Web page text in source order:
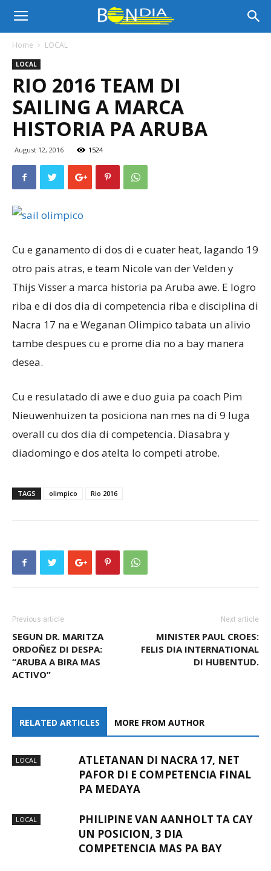
Bon
Dia
Aruba
Noticia
Aruba
Home LOCAL
LOCAL
RIO 2016 TEAM DI
SAILING A MARCA
HISTORIA PA ARUBA
August 12, 2016 1524
Cu e ganamento di dos di e cuater heat, lagando 19
otro pais atras, e team Nicole van der Velden y
Thijs Visser a marca historia pa Aruba awe. E logro
riba e di dos dia di competencia riba e disciplina di
Nacra 17 na e Weganan Olimpico tabata un alivio
tambe despues cu e prome dia no a bay manera
desea.
Cu e resulatado di awe e duo guia pa coach Pim
Nieuwenhuizen ta posiciona nan mes na di 9 luga
overall cu dos dia di competencia. Diasabra y
diadomingo e dos atelta lo competi atrobe.
TAGS olimpico Rio 2016
Previous article
SEGUN DR. MARITZA
ORDOÑEZ DI DESPA:
“ARUBA A BIRA MAS
ACTIVO”
Next article
MINISTER PAUL CROES:
FELIS DIA INTERNATIONAL
DI HUBENTUD.
RELATED ARTICLES MORE FROM AUTHOR
LOCAL
ATLETANAN DI NACRA 17, NET
PAFOR DI E COMPETENCIA FINAL
PA MEDAYA
LOCAL
PHILIPINE VAN AANHOLT TA CAY
UN POSICION, 3 DIA
COMPETENCIA MAS PA BAY